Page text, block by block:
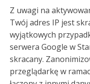
Z uwagi na
Twój adres IP jest
wyjątkowych
serwera Google w
skracany.
przeglądarkę w